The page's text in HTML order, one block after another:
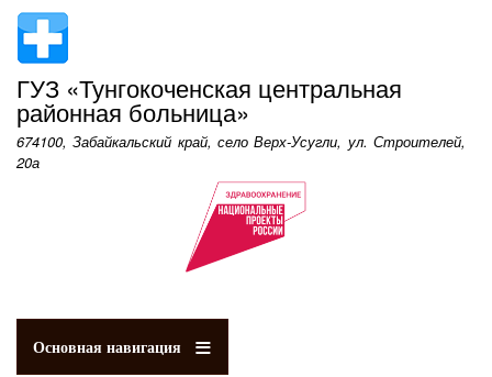
содержанию
ГУЗ «Тунгокоченская центральная
районная больница»
674100, Забайкальский край, село Верх-Усугли, ул. Строителей,
20а
Основная навигация